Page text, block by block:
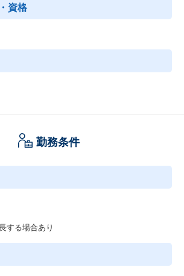
資格
勤務条件
する場合あり